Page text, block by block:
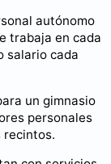
autónomo
trabaja en cada
salario cada
un gimnasio
personales
recintos.